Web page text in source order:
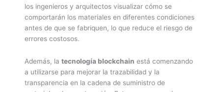
los ingenieros y arquitectos visualizar cómo se
comportarán los materiales en diferentes condiciones
antes de que se fabriquen, lo que reduce el riesgo de
errores costosos.
Además, la tecnología blockchain está comenzando
a utilizarse para mejorar la trazabilidad y la
transparencia en la cadena de suministro de